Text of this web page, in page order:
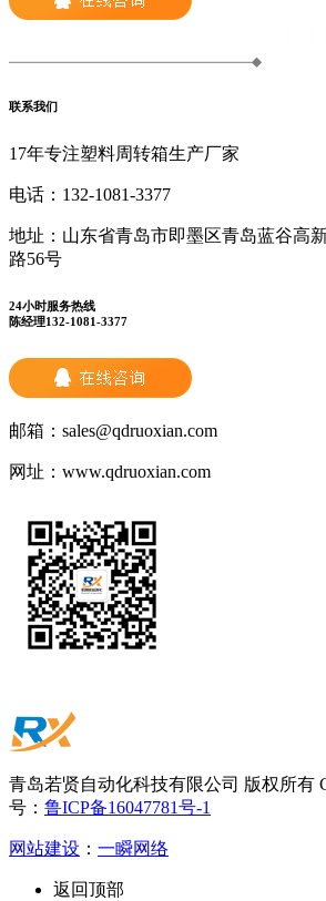
联系我们
17年专注塑料周转箱生产厂家
电话： 132-1081-3377
地址： 山东省青岛市即墨区青岛蓝谷高
路56号
24小时服务热线
陈经理132-1081-3377
邮箱： sales@qdruoxian.com
网址： www.qdruoxian.com
青岛若贤自动化科技有限公司 版权所有
号： 鲁ICP备16047781号-1
网站建设 ： 一瞬网络
返回顶部